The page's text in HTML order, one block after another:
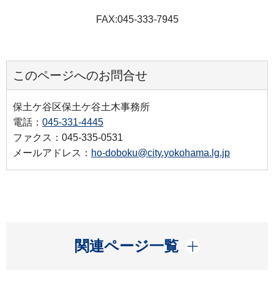
FAX:045-333-7945
このページへのお問合せ
保土ケ谷区保土ケ谷土木事務所
電話： 045-331-4445
ファクス：045-335-0531
メールアドレス： ho-doboku@city.yokohama.lg.jp
関連ページ一覧
開く